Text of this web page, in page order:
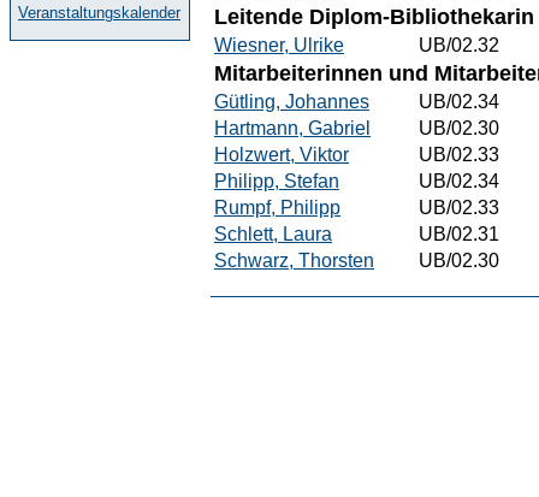
Veranstaltungskalender Leitende Diplom-Bibliothekarin
Wiesner, Ulrike UB/02.32
Mitarbeiterinnen und
Gütling, Johannes
UB/02.34
Hartmann, Gabriel
UB/02.30
Holzwert, Viktor
UB/02.33
Philipp, Stefan
UB/02.34
Rumpf, Philipp
UB/02.33
Schlett, Laura
UB/02.31
Schwarz, Thorsten
UB/02.30